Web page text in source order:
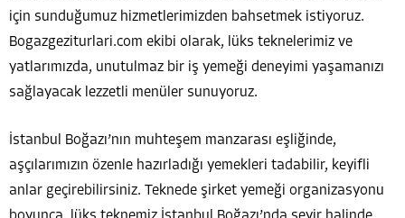
için sunduğumuz hizmetlerimizden bahsetmek istiyoruz.
Bogazgeziturlari.com ekibi olarak, lüks teknelerimiz ve
yatlarımızda, unutulmaz bir iş yemeği deneyimi yaşamanızı
sağlayacak lezzetli menüler sunuyoruz.
İstanbul Boğazı’nın muhteşem manzarası eşliğinde,
aşçılarımızın özenle hazırladığı yemekleri tadabilir, keyifli
anlar geçirebilirsiniz. Teknede şirket yemeği organizasyonu